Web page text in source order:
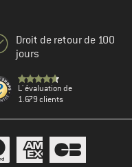
Droit de retour de 100
jours
L' évaluation de
1.679 clients